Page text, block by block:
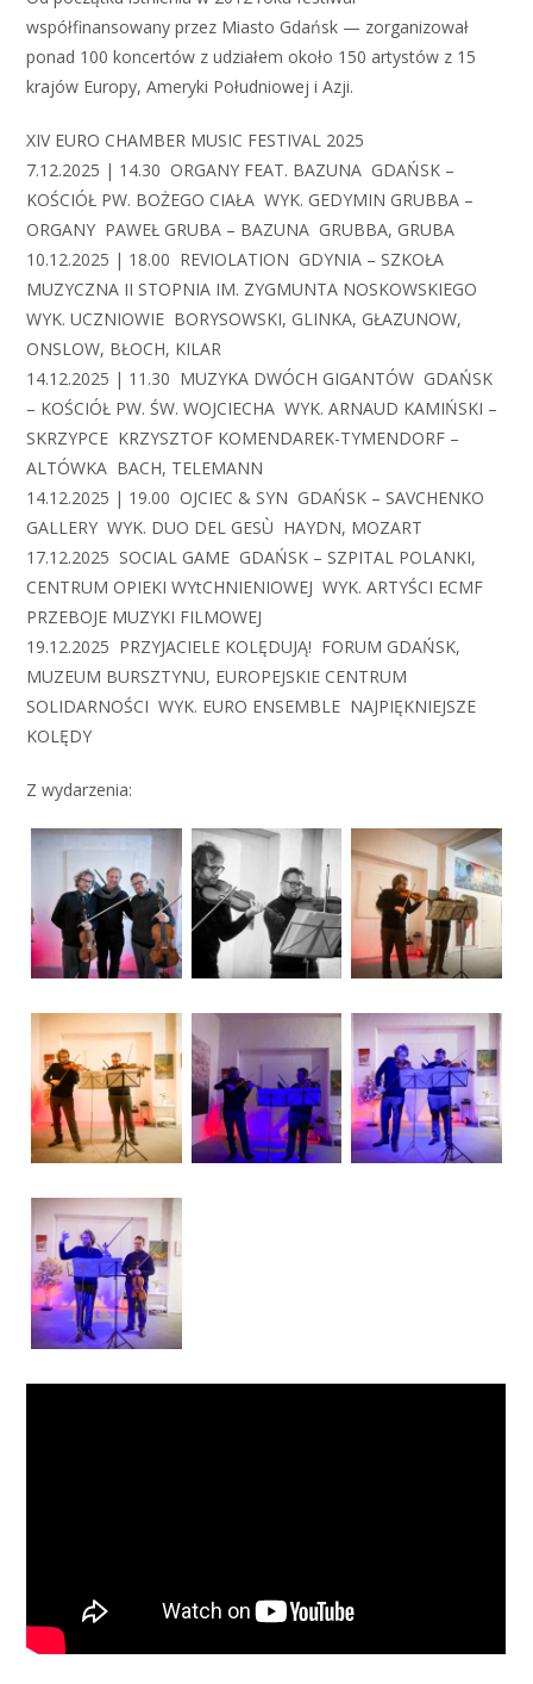
współfinansowany przez Miasto Gdańsk — zorganizował
ponad 100 koncertów z udziałem około 150 artystów z 15
krajów Europy, Ameryki Południowej i Azji.
XIV EURO CHAMBER MUSIC FESTIVAL 2025
7.12.2025 | 14.30 ORGANY FEAT. BAZUNA GDAŃSK –
KOŚCIÓŁ PW. BOŻEGO CIAŁA WYK. GEDYMIN GRUBBA –
ORGANY PAWEŁ GRUBA – BAZUNA GRUBBA, GRUBA
10.12.2025 | 18.00 REVIOLATION GDYNIA – SZKOŁA
MUZYCZNA II STOPNIA IM. ZYGMUNTA NOSKOWSKIEGO
WYK. UCZNIOWIE BORYSOWSKI, GLINKA, GŁAZUNOW,
ONSLOW, BŁOCH, KILAR
14.12.2025 | 11.30 MUZYKA DWÓCH GIGANTÓW GDAŃSK
– KOŚCIÓŁ PW. ŚW. WOJCIECHA WYK. ARNAUD KAMIŃSKI –
SKRZYPCE KRZYSZTOF KOMENDAREK-TYMENDORF –
ALTÓWKA BACH, TELEMANN
14.12.2025 | 19.00 OJCIEC & SYN GDAŃSK – SAVCHENKO
GALLERY WYK. DUO DEL GESÙ HAYDN, MOZART
17.12.2025 SOCIAL GAME GDAŃSK – SZPITAL POLANKI,
CENTRUM OPIEKI WYtCHNIENIOWEJ WYK. ARTYŚCI ECMF
PRZEBOJE MUZYKI FILMOWEJ
19.12.2025 PRZYJACIELE KOLĘDUJĄ! FORUM GDAŃSK,
MUZEUM BURSZTYNU, EUROPEJSKIE CENTRUM
SOLIDARNOŚCI WYK. EURO ENSEMBLE NAJPIĘKNIEJSZE
KOLĘDY
Z wydarzenia: